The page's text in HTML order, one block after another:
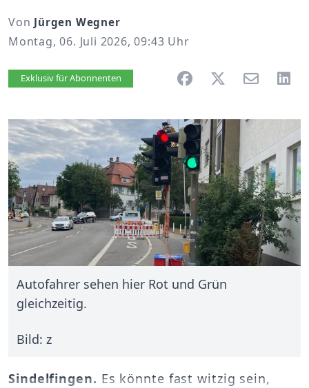
Von Jürgen Wegner
Montag, 06. Juli 2026, 09:43 Uhr
Artikel vorlesen
Exklusiv für Abonnenten
Autofahrer sehen hier Rot und Grün
gleichzeitig.
Bild: z
Sindelfingen. Es könnte fast witzig sein,